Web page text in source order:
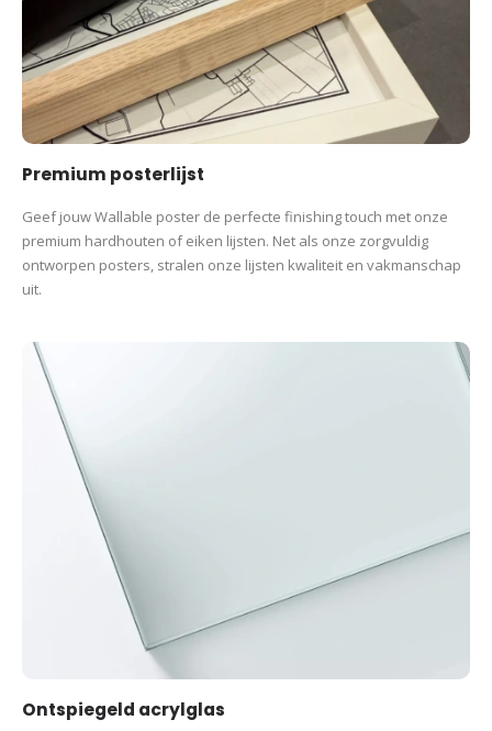
Premium posterlijst
Geef jouw Wallable poster de perfecte finishing touch met onze
premium hardhouten of eiken lijsten. Net als onze zorgvuldig
ontworpen posters, stralen onze lijsten kwaliteit en vakmanschap
uit.
Ontspiegeld acrylglas